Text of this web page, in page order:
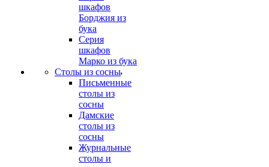
шкафов
Борджия из
бука
Серия
шкафов
Марко из бука
Столы из сосны
Письменные
столы из
сосны
Дамские
столы из
сосны
Журнальные
столы и